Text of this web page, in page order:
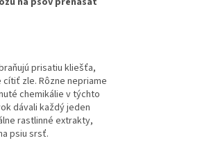
prisatiu kliešťa,
zle. Rôzne nepriame
chemikálie v týchto
dávali každý jeden
rastlinné extrakty,
psiu srsť.